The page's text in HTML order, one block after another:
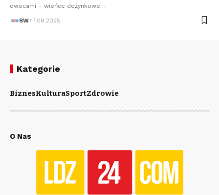
owocami – wieńce dożynkowe…
SW 17.08.2025
Kategorie
BiznesKulturaSportZdrowie
O Nas